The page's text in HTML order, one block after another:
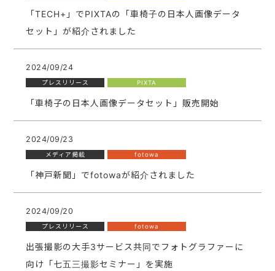
「TECH+」でPIXTAの「車椅子の日本人画像データ
セット」が紹介されました
2024/09/24
プレスリリース PIXTA
「車椅子の日本人画像データセット」販売開始
2024/09/23
メディア掲載 fotowa
「神戸新聞」でfotowaが紹介されました
2024/09/20
プレスリリース fotowa
出張撮影の大手3サービス共同でフォトグラファーに
向け「七五三撮影セミナー」を実施​​